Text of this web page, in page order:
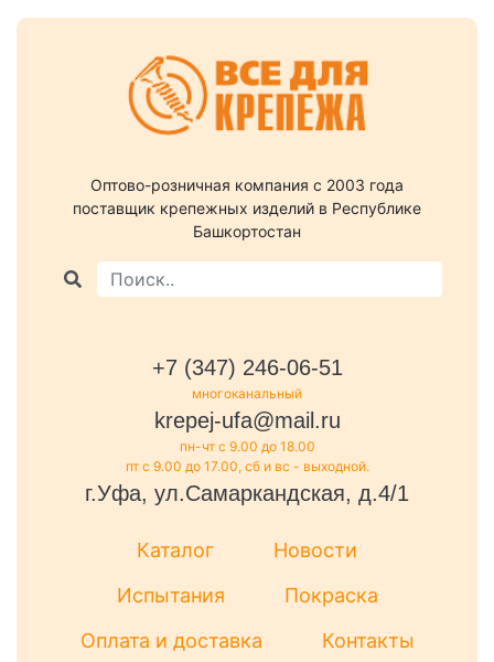
Оптово-розничная компания c 2003 года
поставщик крепежных изделий в Республике
Башкортостан
+7 (347) 246-06-51
многоканальный
krepej-ufa@mail.ru
пн-чт с 9.00 до 18.00
пт с 9.00 до 17.00, сб и вс - выходной.
г.Уфа, ул.Самаркандская, д.4/1
Каталог
Новости
Испытания
Покраска
Оплата и доставка
Контакты